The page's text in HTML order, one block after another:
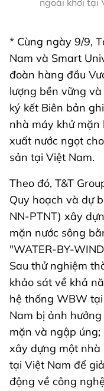
* Cùng ngày 9/9,
Nam và Smart
đoàn hàng đầu
lượng bền vững
ký kết Biên bản
nhà máy khử mặn
xuất nước ngọt
sản tại Việt Nam.
Theo đó, T&T
Quy hoạch và dự
NN-PTNT) xây
mặn nước sông
"WATER-BY-
Sau thử nghiệm
khảo sát về khả
hệ thống WBW
Nam bị ảnh
mặn và ngập úng;
xây dựng một
tại Việt Nam để
động về công